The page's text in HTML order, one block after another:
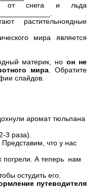
от снега и льда
растительноядные
мира является
материк, ноон не
мира . Обратите
слайдов.
аромат тюльпана
Представим, что у нас
А теперь нам
его.
путеводителя